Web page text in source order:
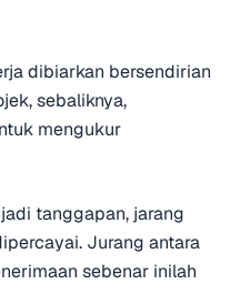
dibiarkan bersendirian
sebaliknya,
mengukur
tanggapan, jarang
Jurang antara
sebenar inilah